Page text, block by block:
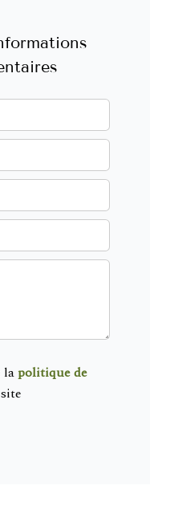
lapolitique de